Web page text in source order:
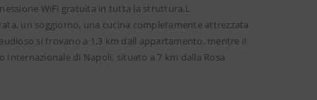
WiFi gratuita in tutta la struttura.L
un soggiorno, una cucina completamente attrezzata
si trovano a 1,3 km dall appartamento, mentre il
di Napoli, situato a 7 km dalla Rosa